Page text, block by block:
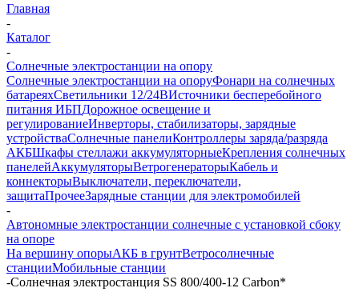
Главная
-
Каталог
-
Солнечные электростанции на опору
Солнечные электростанции на опоруФонари на солнечных
батареяхСветильники 12/24ВИсточники бесперебойного
питания ИБПДорожное освещение и
регулированиеИнверторы, стабилизаторы, зарядные
устройстваСолнечные панелиКонтроллеры заряда/разряда
АКБШкафы стеллажи аккумуляторныеКрепления солнечных
панелейАккумуляторыВетрогенераторыКабель и
коннекторыВыключатели, переключатели,
защитаПрочееЗарядные станции для электромобилей
-
Автономные электростанции солнечные с установкой сбоку
на опоре
На вершину опорыАКБ в грунтВетросолнечные
станцииМобильные станции
-Солнечная электростанция SS 800/400-12 Carbon*